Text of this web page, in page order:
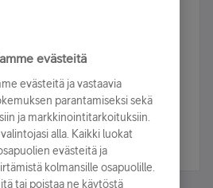
ja voita!
ja olet mukana arvonnassa.
evästeitä
evästeitä ja vastaavia
parantamiseksi sekä
ja markkinointitarkoituksiin.
alla. Kaikki luokat
evästeitä ja
kolmansille osapuolille.
tai poistaa ne käytöstä